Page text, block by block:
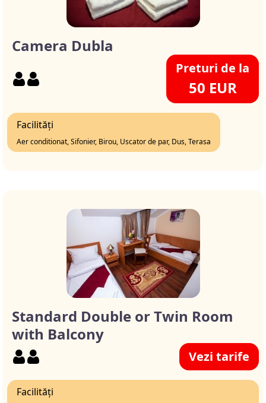
Camera Dubla
Preturi de la
50 EUR
Facilități
Aer conditionat, Sifonier, Birou, Uscator de par, Dus, Terasa
Standard Double or Twin Room
with Balcony
Vezi tarife
Facilități